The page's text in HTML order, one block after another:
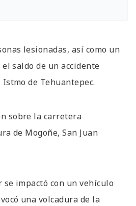
lesionadas, así como un
saldo de un accidente
de Tehuantepec.
sobre la carretera
de Mogoñe, San Juan
impactó con un vehículo
una volcadura de la